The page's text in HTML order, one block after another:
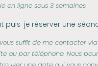
en ligne sous 3 semaines.
puis-je réserver une
suffit de me contacter
ou par téléphone. Nous